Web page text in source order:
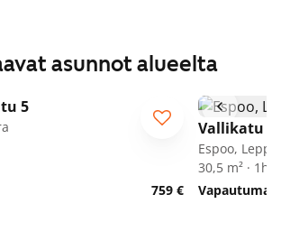
asunnot alueelta
5
759 €
Vallikatu
Espoo,
30,5 m² ·